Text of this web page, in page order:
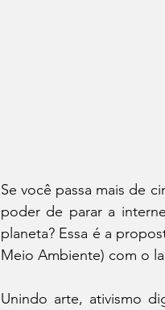
Se você passa mais de
poder de parar a
planeta? Essa é a
Meio Ambiente) com o
Unindo arte, ativismo